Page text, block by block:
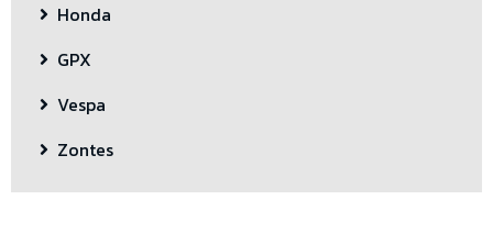
Honda
GPX
Vespa
Zontes